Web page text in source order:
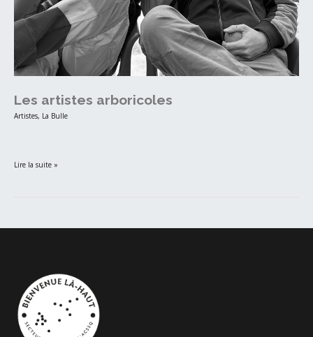
Les artistes arboricoles
Artistes, La Bulle
Lire la suite »